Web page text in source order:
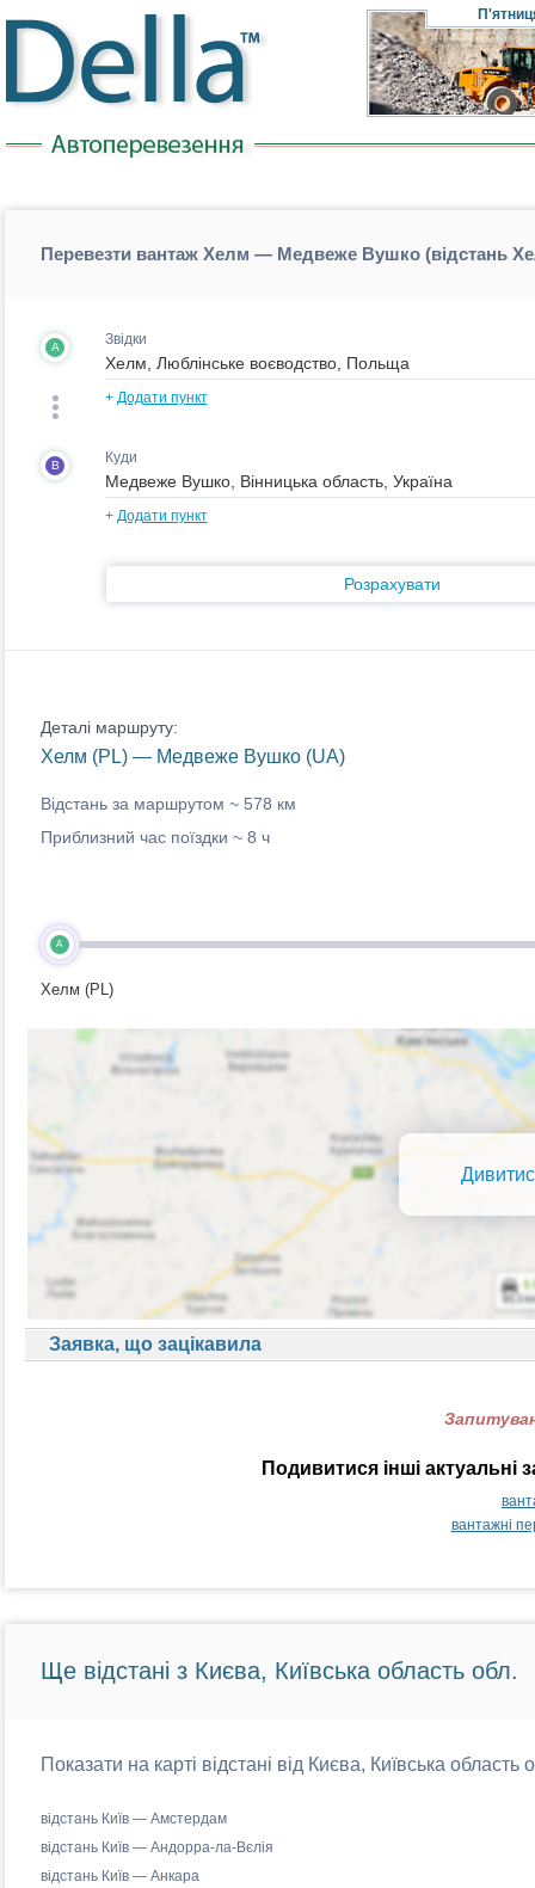
Перевезти вантаж Хелм — Медвеже Вушко (відстань
A Звідки
+ Додати пункт
B Куди
+ Додати пункт
Розрахувати
Деталі маршруту:
Хелм (PL) — Медвеже Вушко (UA)
Відстань за маршрутом ~ 578 км
Приблизний час поїздки ~ 8 ч
A
Хелм (PL)
Заявка, що зацікавила
Подивитися інші
вантажні
Ще відстані з Києва, Київська область обл.
Показати на карті відстані від Києва, Київська
відстань Київ — Амстердам
відстань Київ — Андорра-ла-Вєлія
відстань Київ — Анкара